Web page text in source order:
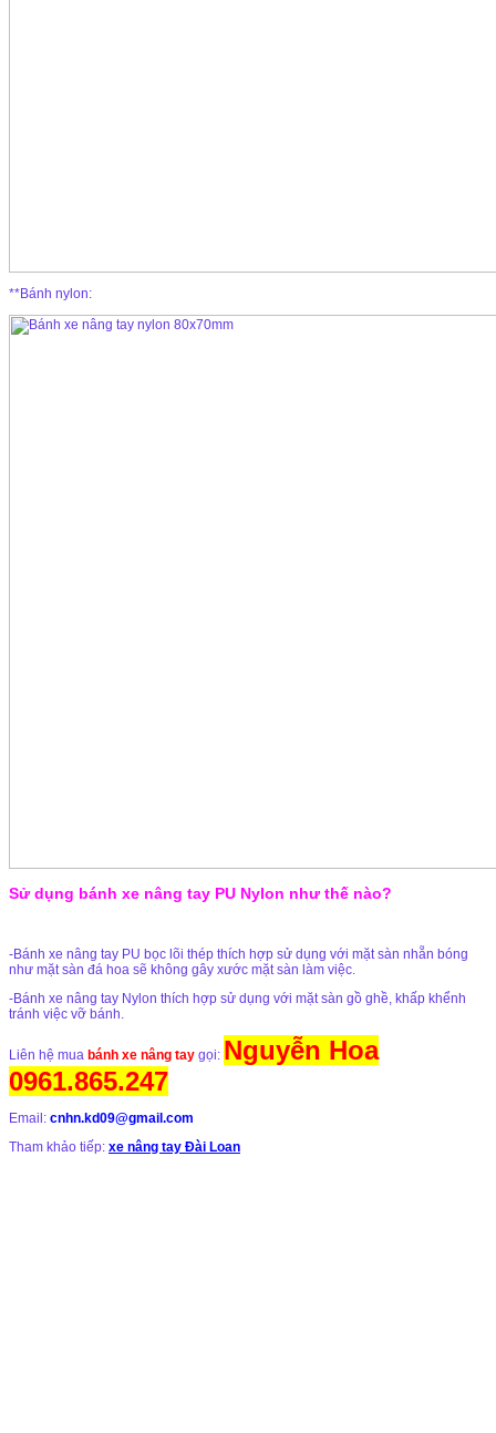
**Bánh nylon:
Sử dụng bánh xe nâng tay PU Nylon như thế nào?
-Bánh xe nâng tay PU bọc lõi thép thích hợp sử dụng với mặt sàn nhẵn bóng
như mặt sàn đá hoa sẽ không gây xước mặt sàn làm việc.
-Bánh xe nâng tay Nylon thích hợp sử dụng với mặt sàn gồ ghề, khấp khểnh
tránh việc vỡ bánh.
Liên hệ mua bánh xe nâng tay gọi: Nguyễn Hoa
0961.865.247
Email: cnhn.kd09@gmail.com
Tham khảo tiếp: xe nâng tay Đài Loan